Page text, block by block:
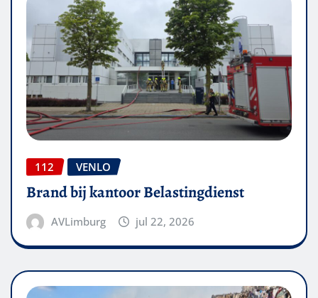
112 VENLO
Brand bij kantoor Belastingdienst
AVLimburg jul 22, 2026